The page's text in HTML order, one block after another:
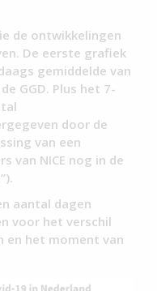
de ontwikkelingen
De eerste grafiek
gemiddelde van
GGD. Plus het 7-
door de
van een
van NICE nog in de
aantal dagen
voor het verschil
en het moment van